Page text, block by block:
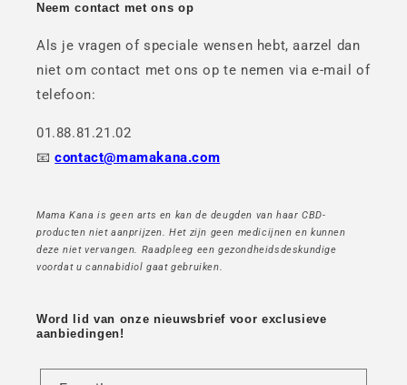
Neem contact met ons op
Als je vragen of speciale wensen hebt, aarzel dan
niet om contact met ons op te nemen via e-mail of
telefoon:
01.88.81.21.02
📧contact@mamakana.com
Mama Kana is geen arts en kan de deugden van haar CBD-
producten niet aanprijzen. Het zijn geen medicijnen en kunnen
deze niet vervangen. Raadpleeg een gezondheidsdeskundige
voordat u cannabidiol gaat gebruiken.
Word lid van onze nieuwsbrief voor exclusieve
aanbiedingen!